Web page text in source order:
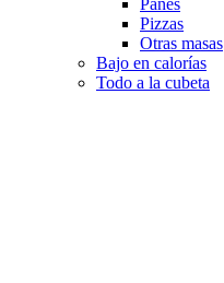
Panes
Pizzas
Otras masas
Bajo en calorías
Todo a la cubeta